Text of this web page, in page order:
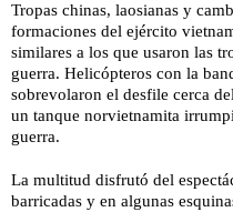
Tropas chinas, laosianas y
formaciones del ejército
similares a los que usaron las
guerra. Helicópteros con la
sobrevolaron el desfile cerca
un tanque norvietnamita
guerra.
La multitud disfrutó del
barricadas y en algunas